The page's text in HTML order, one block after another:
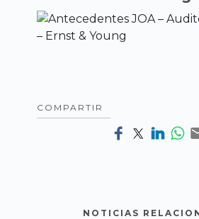
COMPARTIR
NOTICIAS